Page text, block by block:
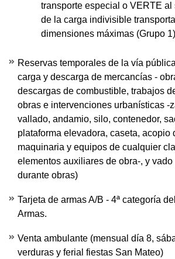
transporte especial o VERTE al
de la carga indivisible
dimensiones máximas (Grupo 1)
Reservas temporales de la vía
carga y descarga de mercancías -
descargas de combustible, trabajos
obras e intervenciones urbanísticas -
vallado, andamio, silo, contenedor,
plataforma elevadora, caseta, acopio
maquinaria y equipos de cualquier
elementos auxiliares de obra-, y vado
durante obras)
Tarjeta de armas A/B - 4ª categoría
Armas.
Venta ambulante (mensual día 8,
verduras y ferial fiestas San Mateo)